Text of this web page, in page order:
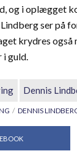
og i oplægget
ser på
krydres
i guld.
Dennis
DENNIS